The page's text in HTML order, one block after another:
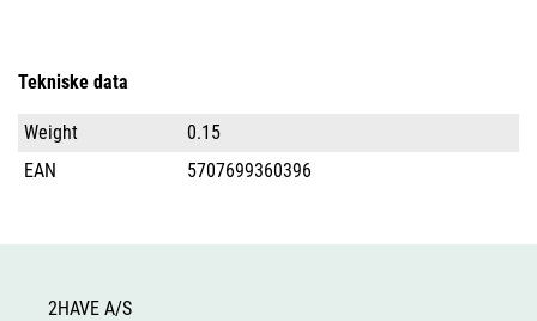
Tekniske data
Weight
0.15
EAN
5707699360396
2HAVE A/S